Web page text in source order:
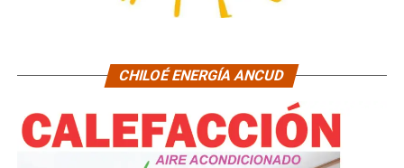
CHILOÉ ENERGÍA ANCUD